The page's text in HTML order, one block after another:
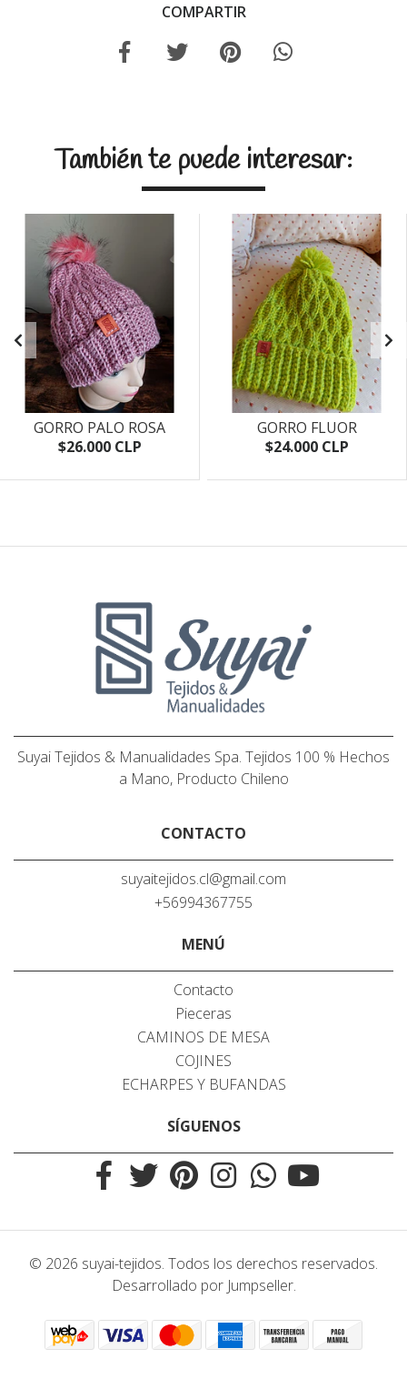
COMPARTIR
También te puede interesar:
GORRO PALO ROSA
$26.000 CLP
GORRO FLUOR
$24.000 CLP
Suyai Tejidos & Manualidades Spa. Tejidos 100 % Hechos
a Mano, Producto Chileno
CONTACTO
suyaitejidos.cl@gmail.com
+56994367755
MENÚ
Contacto
Pieceras
CAMINOS DE MESA
COJINES
ECHARPES Y BUFANDAS
SÍGUENOS
© 2026 suyai-tejidos. Todos los derechos reservados.
Desarrollado por Jumpseller.